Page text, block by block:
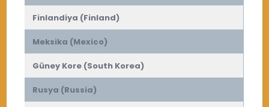
Finlandiya (Finland)
Meksika (Mexico)
Güney Kore (South Korea)
Rusya (Russia)